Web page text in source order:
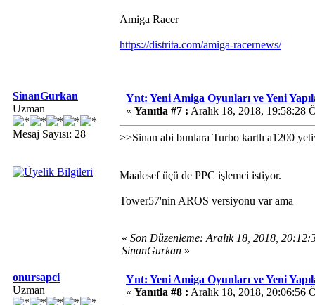
Amiga Racer
https://distrita.com/amiga-racernews/
SinanGurkan
Uzman
Mesaj Sayısı: 28
Ynt: Yeni Amiga Oyunları ve Yeni
« Yanıtla #7 : Aralık 18, 2018, 19:58:28
>>Sinan abi bunlara Turbo kartlı a1200
Maalesef üçü de PPC işlemci istiyor.
Tower57'nin AROS versiyonu var ama
« Son Düzenleme: Aralık 18, 2018,
SinanGurkan »
onursapci
Uzman
Ynt: Yeni Amiga Oyunları ve Yeni
« Yanıtla #8 : Aralık 18, 2018, 20:06:56